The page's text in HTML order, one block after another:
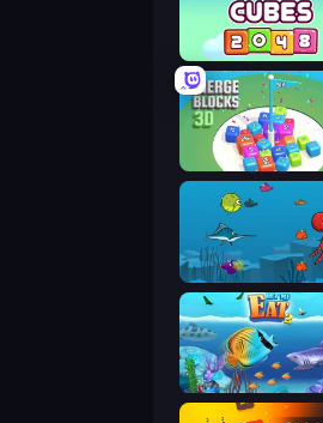
Inca Cubes 2048
Merge Blocks 3D
Fish Eat Fishes